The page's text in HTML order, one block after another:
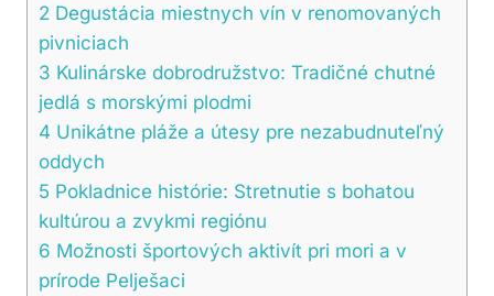
2 Degustácia ⁤miestnych vín v ⁤renomovaných
pivniciach
3 Kulinárske dobrodružstvo: Tradičné chutné
jedlá‍ s​ morskými plodmi
4 Unikátne pláže ⁤a útesy pre​ nezabudnuteľný
oddych
5 Pokladnice histórie: Stretnutie s bohatou
kultúrou a ⁤zvykmi regiónu
6 Možnosti športových aktivít pri mori⁢ a‍ v
prírode Pelješaci